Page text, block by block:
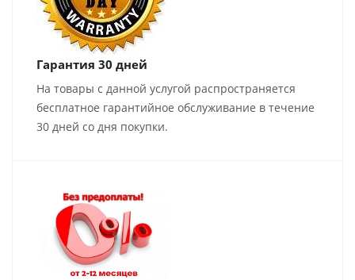
Гарантия 30 дней
На товары с данной услугой распространяется
бесплатное гарантийное обслуживание в течение
30 дней со дня покупки.